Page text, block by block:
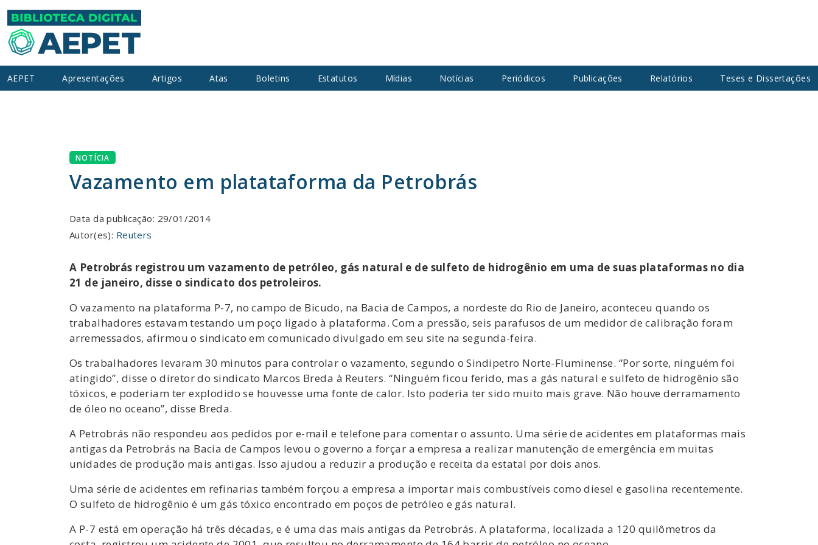
AEPET Apresentações Artigos Atas Boletins Estatutos Mídias Notícias Periódicos Publicações Relatórios Teses e Dissertações
NOTÍCIA
Vazamento em platataforma da Petrobrás
Data da publicação: 29/01/2014
Autor(es): Reuters
A Petrobrás registrou um vazamento de petróleo, gás natural e de sulfeto de hidrogênio em uma de suas plataformas no dia
21 de janeiro, disse o sindicato dos petroleiros.
O vazamento na plataforma P-7, no campo de Bicudo, na Bacia de Campos, a nordeste do Rio de Janeiro, aconteceu quando os
trabalhadores estavam testando um poço ligado à plataforma. Com a pressão, seis parafusos de um medidor de calibração foram
arremessados, afirmou o sindicato em comunicado divulgado em seu site na segunda-feira.
Os trabalhadores levaram 30 minutos para controlar o vazamento, segundo o Sindipetro Norte-Fluminense. “Por sorte, ninguém foi
atingido”, disse o diretor do sindicato Marcos Breda à Reuters. “Ninguém ficou ferido, mas a gás natural e sulfeto de hidrogênio são
tóxicos, e poderiam ter explodido se houvesse uma fonte de calor. Isto poderia ter sido muito mais grave. Não houve derramamento
de óleo no oceano”, disse Breda.
A Petrobrás não respondeu aos pedidos por e-mail e telefone para comentar o assunto. Uma série de acidentes em plataformas mais
antigas da Petrobrás na Bacia de Campos levou o governo a forçar a empresa a realizar manutenção de emergência em muitas
unidades de produção mais antigas. Isso ajudou a reduzir a produção e receita da estatal por dois anos.
Uma série de acidentes em refinarias também forçou a empresa a importar mais combustíveis como diesel e gasolina recentemente.
O sulfeto de hidrogênio é um gás tóxico encontrado em poços de petróleo e gás natural.
A P-7 está em operação há três décadas, e é uma das mais antigas da Petrobrás. A plataforma, localizada a 120 quilômetros da